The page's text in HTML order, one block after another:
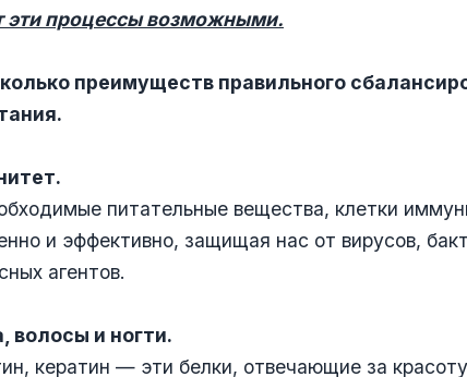
эти процессы возможными.
преимуществ правильного
питательные вещества, клетки
и эффективно, защищая нас от вирусов,
агентов.
волосы и ногти.
кератин — эти белки, отвечающие за